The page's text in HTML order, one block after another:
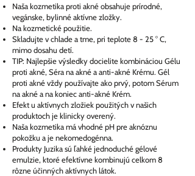
Naša kozmetika proti akné obsahuje prírodné,
vegánske, bylinné aktívne zložky.
Na kozmetické použitie.
Skladujte v chlade a tme, pri teplote 8 - 25 ° C,
mimo dosahu detí.
TIP: Najlepšie výsledky docielite kombináciou Gélu
proti akné, Séra na akné a anti-akné Krému. Gél
proti akné vždy používajte ako prvý, potom Sérum
na akné a na koniec anti-akné Krém.
Efekt u aktívnych zložiek použitých v našich
produktoch je klinicky overený.
Naša kozmetika má vhodné pH pre aknóznu
pokožku a je nekomedogénna.
Produkty Juzika sú ľahké jednoduché gélové
emulzie, ktoré efektívne kombinujú celkom 8
rôzne účinných aktívnych látok.